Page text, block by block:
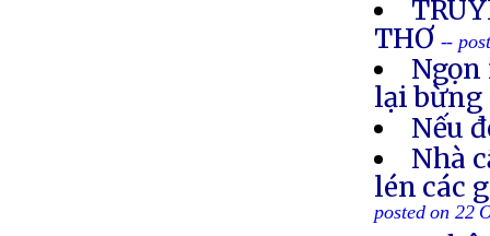
THƠ --
lại bừng
Nếu
Nhà
lén các
posted on 22